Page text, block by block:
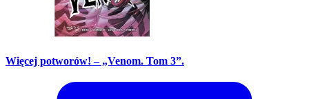
Więcej potworów! – „Venom. Tom 3”.